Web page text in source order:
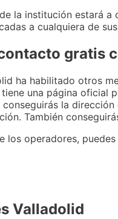
la institución estará
a cualquiera de
gratis
ha habilitado otros
una página oficial
la
También
los operadores,
Valladolid